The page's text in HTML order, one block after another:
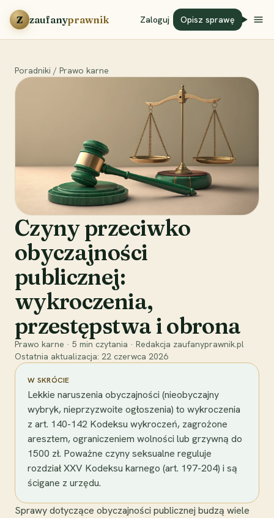
Przejdź do treści
Z zaufanyprawnik Zaloguj Opisz sprawę
Poradniki / Prawo karne
Czyny przeciwko
obyczajności
publicznej:
wykroczenia,
przestępstwa i obrona
Prawo karne · 5 min czytania · Redakcja zaufanyprawnik.pl
Ostatnia aktualizacja: 22 czerwca 2026
W SKRÓCIE
Lekkie naruszenia obyczajności (nieobyczajny
wybryk, nieprzyzwoite ogłoszenia) to wykroczenia
z art. 140-142 Kodeksu wykroczeń, zagrożone
aresztem, ograniczeniem wolności lub grzywną do
1500 zł. Poważne czyny seksualne reguluje
rozdział XXV Kodeksu karnego (art. 197-204) i są
ścigane z urzędu.
Sprawy dotyczące obyczajności publicznej budzą wiele